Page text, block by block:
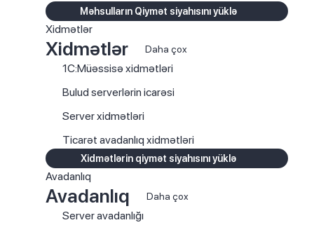
Məhsulların Qiymət siyahısını yüklə
Xidmətlər
Xidmətlər Daha çox
1C:Müəssisə xidmətləri
Bulud serverlərin icarəsi
Server xidmətləri
Ticarət avadanlıq xidmətləri
Xidmətlərin qiymət siyahısını yüklə
Avadanlıq
Avadanlıq Daha çox
Server avadanlığı